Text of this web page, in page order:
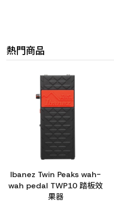
熱門商品
Ibanez Twin Peaks wah-
wah pedal TWP10 踏板效
果器